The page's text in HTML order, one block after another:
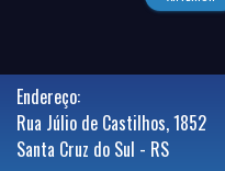
Endereço:
Rua Júlio de Castilhos, 1852
Santa Cruz do Sul - RS